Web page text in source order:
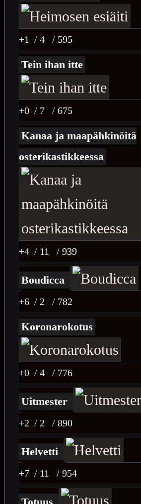
+1 / 4 / 595
Tein ihan itte
+0 / 7 / 675
Kanaa ja maapähkinöitä
osterikastikkeessa
+4 / 11 / 939
Boudicca
+6 / 2 / 782
Koronarokotus
+0 / 4 / 776
Uitmester
+2 / 2 / 890
Helvetti
+7 / 11 / 954